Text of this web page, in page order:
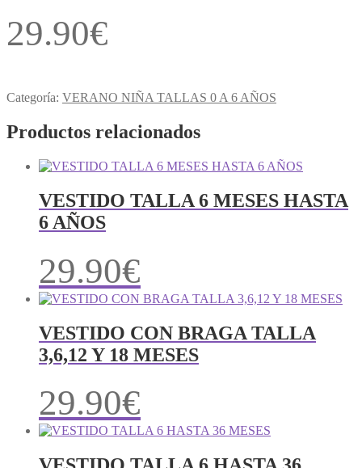
29.90€
Categoría: VERANO NIÑA TALLAS 0 A 6 AÑOS
Productos relacionados
VESTIDO TALLA 6 MESES HASTA
6 AÑOS
29.90€
VESTIDO CON BRAGA TALLA
3,6,12 Y 18 MESES
29.90€